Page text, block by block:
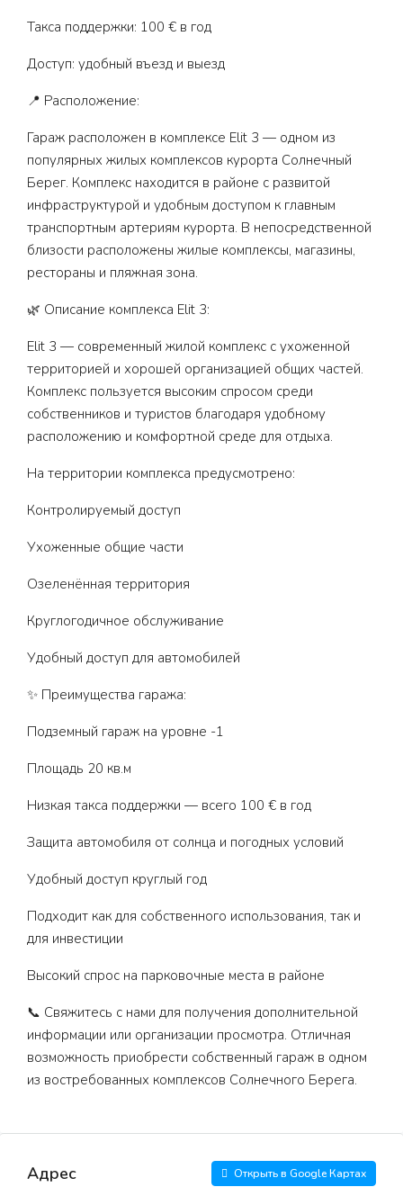
Такса поддержки: 100 € в год
Доступ: удобный въезд и выезд
📍 Расположение:
Гараж расположен в комплексе Elit 3 — одном из
популярных жилых комплексов курорта Солнечный
Берег. Комплекс находится в районе с развитой
инфраструктурой и удобным доступом к главным
транспортным артериям курорта. В непосредственной
близости расположены жилые комплексы, магазины,
рестораны и пляжная зона.
🌿 Описание комплекса Elit 3:
Elit 3 — современный жилой комплекс с ухоженной
территорией и хорошей организацией общих частей.
Комплекс пользуется высоким спросом среди
собственников и туристов благодаря удобному
расположению и комфортной среде для отдыха.
На территории комплекса предусмотрено:
Контролируемый доступ
Ухоженные общие части
Озеленённая территория
Круглогодичное обслуживание
Удобный доступ для автомобилей
✨ Преимущества гаража:
Подземный гараж на уровне -1
Площадь 20 кв.м
Низкая такса поддержки — всего 100 € в год
Защита автомобиля от солнца и погодных условий
Удобный доступ круглый год
Подходит как для собственного использования, так и
для инвестиции
Высокий спрос на парковочные места в районе
📞 Свяжитесь с нами для получения дополнительной
информации или организации просмотра. Отличная
возможность приобрести собственный гараж в одном
из востребованных комплексов Солнечного Берега.
Адрес Открыть в Google Картах